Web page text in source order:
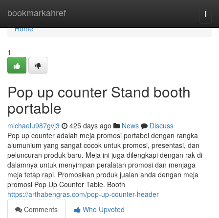
bookmarkahref
Home
Home
1
Pop up counter Stand booth
portable
michaelu987gvj3 425 days ago News
Discuss
Pop up counter adalah meja promosi portabel dengan rangka
alumunium yang sangat cocok untuk promosi, presentasi, dan
peluncuran produk baru. Meja ini juga dilengkapi dengan rak di
dalamnya untuk menyimpan peralatan promosi dan menjaga
meja tetap rapi. Promosikan produk jualan anda dengan meja
promosi Pop Up Counter Table. Booth
https://arthabengras.com/pop-up-counter-header
Comments
Who Upvoted